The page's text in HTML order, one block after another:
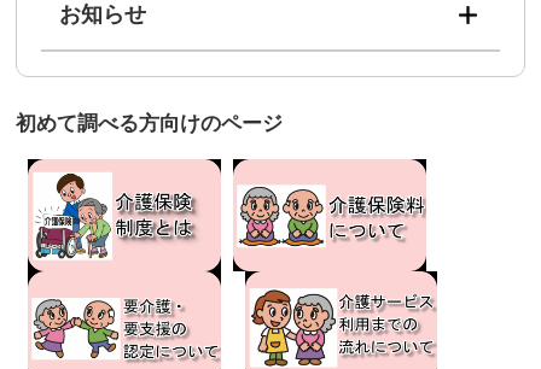
お知らせ
初めて調べる方向けのページ